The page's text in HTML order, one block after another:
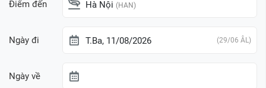
Điểm đến Hà Nội (HAN)
Ngày đi T.Ba, 11/08/2026 (29/06 ÂL)
Ngày về